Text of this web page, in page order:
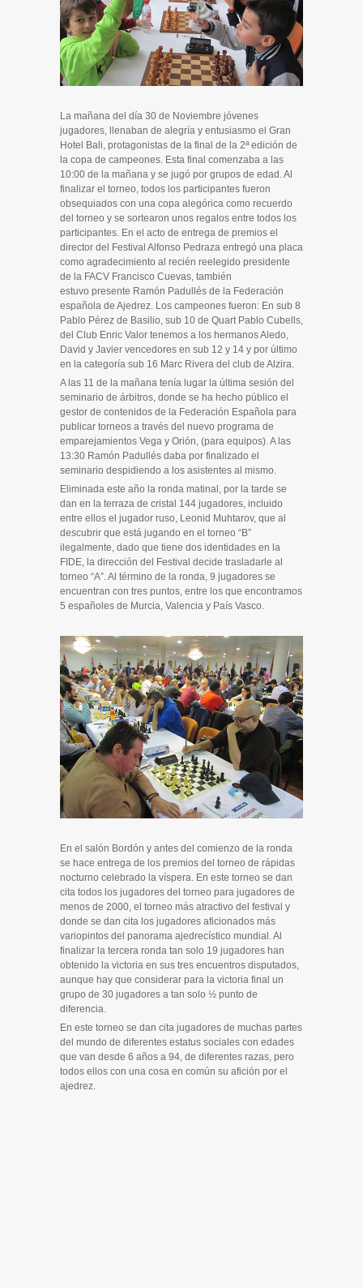
La mañana del día 30 de Noviembre jóvenes
jugadores, llenaban de alegría y entusiasmo el Gran
Hotel Bali, protagonistas de la final de la 2ª edición de
la copa de campeones. Esta final comenzaba a las
10:00 de la mañana y se jugó por grupos de edad. Al
finalizar el torneo, todos los participantes fueron
obsequiados con una copa alegórica como recuerdo
del torneo y se sortearon unos regalos entre todos los
participantes. En el acto de entrega de premios el
director del Festival Alfonso Pedraza entregó una placa
como agradecimiento al recién reelegido presidente
de la FACV Francisco Cuevas, también
estuvo presente Ramón Padullés de la Federación
española de Ajedrez. Los campeones fueron: En sub 8
Pablo Pérez de Basilio, sub 10 de Quart Pablo Cubells,
del Club Enric Valor tenemos a los hermanos Aledo,
David y Javier vencedores en sub 12 y 14 y por último
en la categoría sub 16 Marc Rivera del club de Alzira.
A las 11 de la mañana tenía lugar la última sesión del
seminario de árbitros, donde se ha hecho público el
gestor de contenidos de la Federación Española para
publicar torneos a través del nuevo programa de
emparejamientos Vega y Orión, (para equipos). A las
13:30 Ramón Padullés daba por finalizado el
seminario despidiendo a los asistentes al mismo.
Eliminada este año la ronda matinal, por la tarde se
dan en la terraza de cristal 144 jugadores, incluido
entre ellos el jugador ruso, Leonid Muhtarov, que al
descubrir que está jugando en el torneo “B”
ilegalmente, dado que tiene dos identidades en la
FIDE, la dirección del Festival decide trasladarle al
torneo “A”. Al término de la ronda, 9 jugadores se
encuentran con tres puntos, entre los que encontramos
5 españoles de Murcia, Valencia y País Vasco.
En el salón Bordón y antes del comienzo de la ronda
se hace entrega de los premios del torneo de rápidas
nocturno celebrado la víspera. En este torneo se dan
cita todos los jugadores del torneo para jugadores de
menos de 2000, el torneo más atractivo del festival y
donde se dan cita los jugadores aficionados más
variopintos del panorama ajedrecístico mundial. Al
finalizar la tercera ronda tan solo 19 jugadores han
obtenido la victoria en sus tres encuentros disputados,
aunque hay que considerar para la victoria final un
grupo de 30 jugadores a tan solo ½ punto de
diferencia.
En este torneo se dan cita jugadores de muchas partes
del mundo de diferentes estatus sociales con edades
que van desde 6 años a 94, de diferentes razas, pero
todos ellos con una cosa en común su afición por el
ajedrez.